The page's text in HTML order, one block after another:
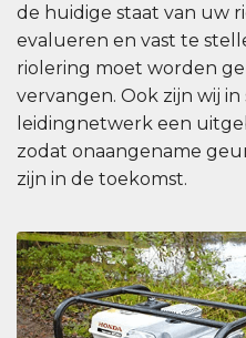
de huidige staat van uw
evalueren en vast te
riolering moet worden
vervangen. Ook zijn wij
leidingnetwerk een
zodat onaangename
zijn in de toekomst.